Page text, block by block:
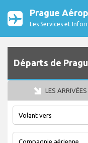
Prague
Les Services et
Départs de
LES ARRIVÉES